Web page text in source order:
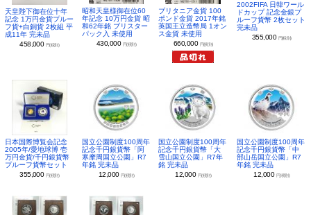
天皇陛下御在位十年
記念 1万円金貨プルー
フ貨+白銅貨 2枚組 平
成11年 完未品
458,000 円(税別)
昭和天皇様御在位60
年記念 10万円金貨 昭
和62年銘 ブリスター
パック入 未使用
430,000 円(税別)
ブリタニア金貨 100
ポンド金貨 2017年銘
英国王立造幣局 1オン
ス金貨 未使用
660,000 円(税別)
2002FIFA 日韓ワール
ドカップ 記念金銀プ
ルーフ貨幣 2枚セット
完未品
355,000 円(税別)
日本国際博覧会記念
2005年/愛地球博 壱
万円金貨/千円銀貨幣
プルーフ貨幣セット
355,000 円(税別)
国立公園制度100周年
記念千円銀貨幣「阿
寒摩周国立公園」R7
年銘 完未品
12,000 円(税別)
国立公園制度100周年
記念千円銀貨幣「大
雪山国立公園」R7年
銘 完未品
12,000 円(税別)
国立公園制度100周年
記念千円銀貨幣「中
部山岳国立公園」R7
年銘 完未品
12,000 円(税別)